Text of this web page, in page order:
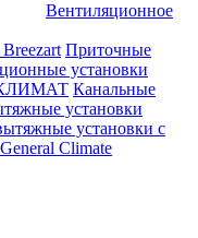
Вентиляционное
Приточные
установки
КЛИМАТ Канальные
установки
установки с
Climate